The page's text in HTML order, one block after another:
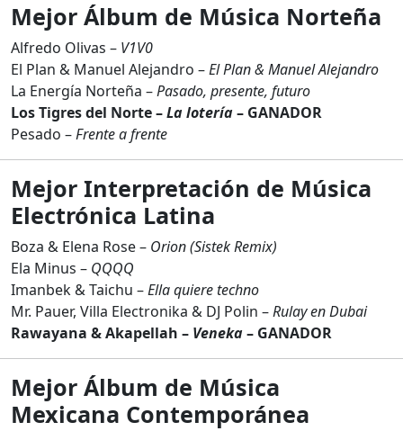
Mejor Álbum de Música Norteña
Alfredo Olivas – V1V0
El Plan & Manuel Alejandro –El Plan & Manuel Alejandro
La Energía Norteña –Pasado, presente, futuro
Los Tigres del Norte –La lotería– GANADOR
Pesado –Frente a frente
Mejor Interpretación de Música
Electrónica Latina
Boza & Elena Rose – Orion (Sistek Remix)
Ela Minus – QQQQ
Imanbek & Taichu –Ella quiere techno
Mr. Pauer, Villa Electronika & DJ Polin –Rulay en Dubai
Rawayana & Akapellah – Veneka– GANADOR
Mejor Álbum de Música
Mexicana Contemporánea